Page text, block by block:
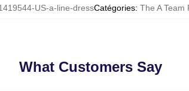
US-a-line-dressCatégories: The A Team
What Customers Say